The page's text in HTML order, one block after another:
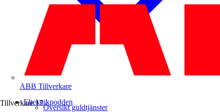
ABB Tillverkare
Tillverkare 17
Översikt guldtjänster
Elteknikpodden